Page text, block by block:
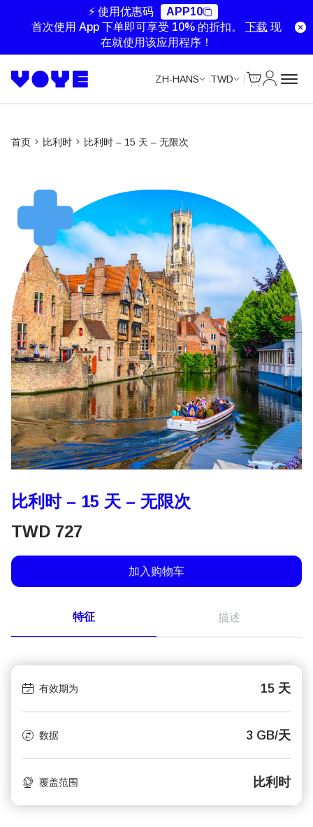
⚡ 使用优惠码
APP10
首次使用 App 下单即可享受 10% 的折扣。 下载 现
在就使用该应用程序！
ZH-HANS TWD
首页 比利时 比利时 – 15 天 – 无限次
比利时 – 15 天 – 无限次
TWD 727
加入购物车
特征 描述
有效期为 15 天
数据 3 GB/天
覆盖范围 比利时